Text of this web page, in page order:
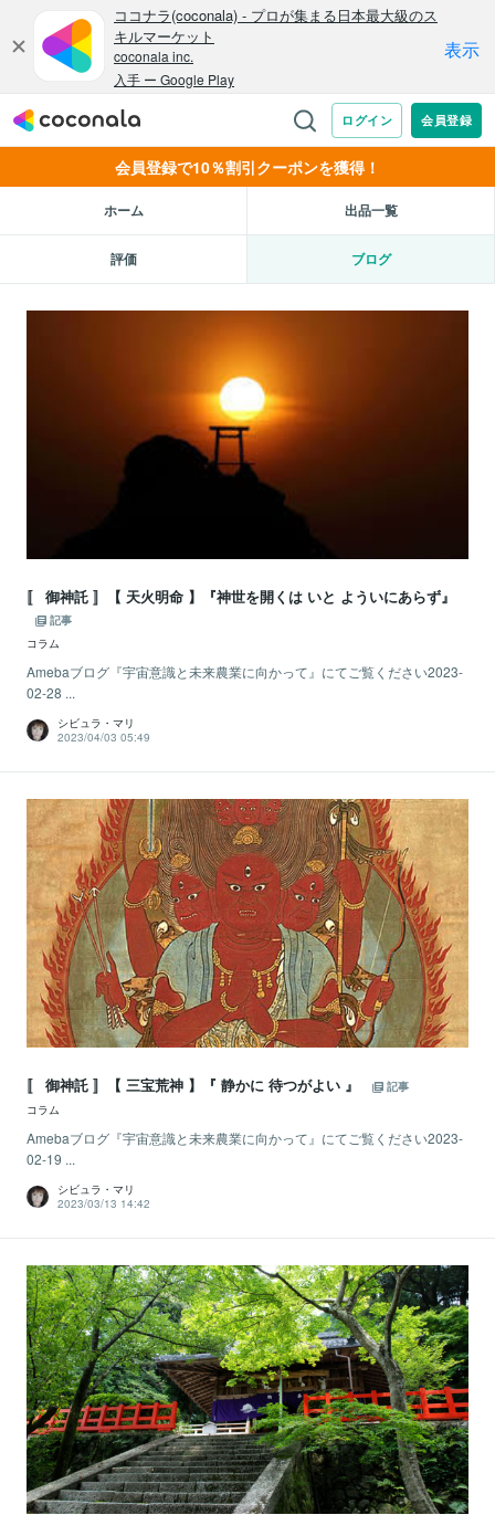
会員登録で10％割引クーポンを獲得！
ホーム 出品一覧
評価 ブログ
〚 御神託 〛【 天火明命 】『神世を開くは いと よういにあらず』
記事
コラム
Amebaブログ『宇宙意識と未来農業に向かって』にてご覧ください2023-
02-28 ...
シビュラ・マリ
2023/04/03 05:49
〚 御神託 〛【 三宝荒神 】『 静かに 待つがよい 』
記事
コラム
Amebaブログ『宇宙意識と未来農業に向かって』にてご覧ください2023-
02-19 ...
シビュラ・マリ
2023/03/13 14:42